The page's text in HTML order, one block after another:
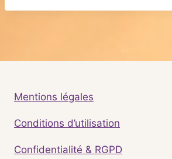
Mentions légales
Conditions d’utilisation
Confidentialité & RGPD